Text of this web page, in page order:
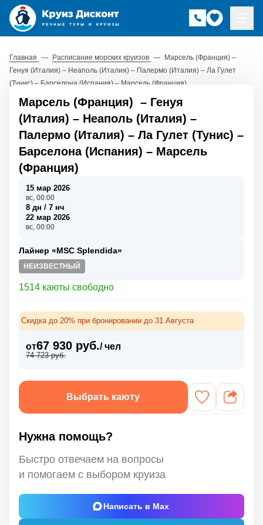
Главная — Расписание морских круизов — Марсель (Франция) –
Генуя (Италия) – Неаполь (Италия) – Палермо (Италия) – Ла Гулет
(Тунис) – Барселона (Испания) – Марсель (Франция)
Марсель (Франция) – Генуя
(Италия) – Неаполь (Италия) –
Палермо (Италия) – Ла Гулет (Тунис) –
Барселона (Испания) – Марсель
(Франция)
15 мар 2026
вс, 00:00
8 дн / 7 нч
22 мар 2026
вс, 00:00
Лайнер «MSC Splendida»
НЕИЗВЕСТНЫЙ
1514 каюты свободно
Скидка до 20% при бронировании до 31 Августа
от67 930 руб./ чел
74 723 руб.
Выбрать каюту
Нужна помощь?
Быстро отвечаем на вопросы
и помогаем с выбором круиза
Написать в Max